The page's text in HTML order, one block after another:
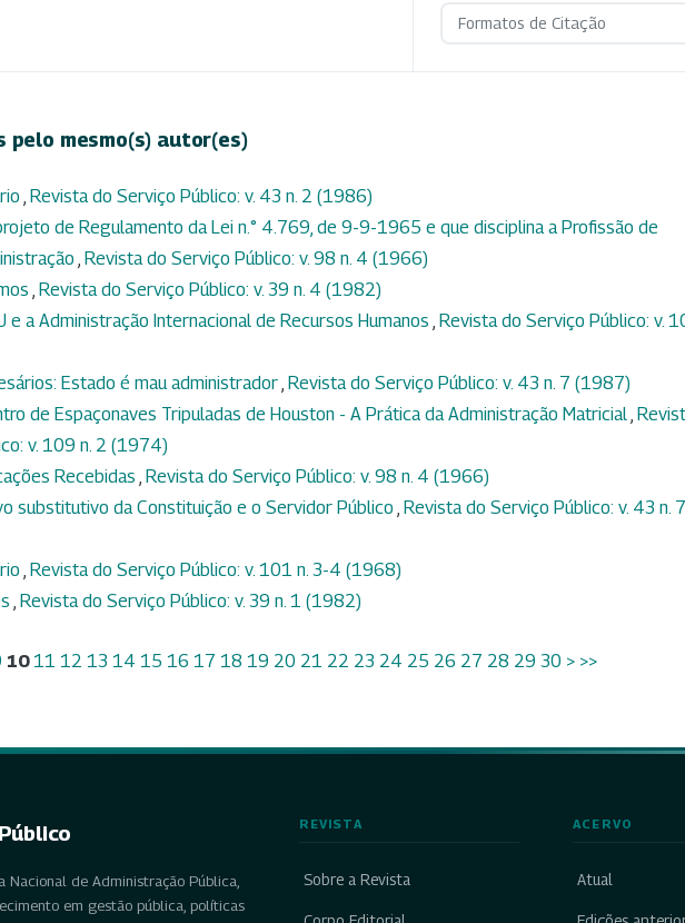
Formatos de Citação
pelo mesmo(s) autor(es)
, Revista do Serviço Público: v. 43 n. 2 (1986)
de Regulamento da Lei n.° 4.769, de 9-9-1965 e que disciplina a Profissão de
, Revista do Serviço Público: v. 98 n. 4 (1966)
, Revista do Serviço Público: v. 39 n. 4 (1982)
e a Administração Internacional de Recursos Humanos , Revista do Serviço Público: v.
Estado é mau administrador, Revista do Serviço Público: v. 43 n. 7 (1987)
de Espaçonaves Tripuladas de Houston - A Prática da Administração Matricial,
v. 109 n. 2 (1974)
Recebidas , Revista do Serviço Público: v. 98 n. 4 (1966)
substitutivo da Constituição e o Servidor Público , Revista do Serviço Público: v. 43 n. 7
, Revista do Serviço Público: v. 101 n. 3-4 (1968)
, Revista do Serviço Público: v. 39 n. 1 (1982)
10 11 12 13 14 15 16 17 18 19 20 21 22 23 24 25 26 27 28 29 30 > >>
Nacional de Administração Pública,
em gestão pública, políticas
REVISTA
Sobre a Revista
ACERVO
Atual